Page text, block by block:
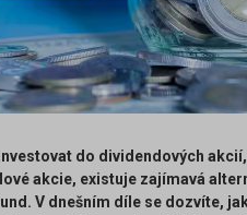
do dividendových
akcie, existuje zajímavá
V dnešním díle se dozvíte,